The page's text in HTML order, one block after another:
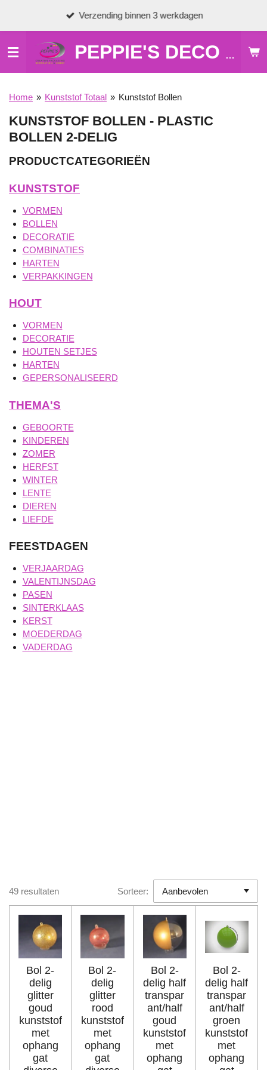
de
hoofdinhoud
PEPPIE'S DECO & HOBBY
Verzending binnen 3 werkdagen
Home » Kunststof Totaal » Kunststof Bollen
KUNSTSTOF BOLLEN - PLASTIC
BOLLEN 2-DELIG
PRODUCTCATEGORIEËN
KUNSTSTOF
VORMEN
BOLLEN
DECORATIE
COMBINATIES
HARTEN
VERPAKKINGEN
HOUT
VORMEN
DECORATIE
HOUTEN SETJES
HARTEN
GEPERSONALISEERD
THEMA'S
GEBOORTE
KINDEREN
ZOMER
HERFST
WINTER
LENTE
DIEREN
LIEFDE
FEESTDAGEN
VERJAARDAG
VALENTIJNSDAG
PASEN
SINTERKLAAS
KERST
MOEDERDAG
VADERDAG
49 resultaten Sorteer:
Bol 2-
delig
glitter
goud
kunststof
met
ophang
gat
Bol 2-
delig
glitter
rood
kunststof
met
ophang
gat
Bol 2-
delig half
transpar
ant/half
goud
kunststof
met
ophang
Bol 2-
delig half
transpar
ant/half
groen
kunststof
met
ophang